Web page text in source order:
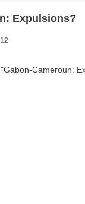
Expulsions?